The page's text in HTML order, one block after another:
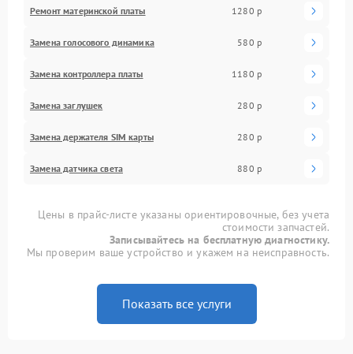
Ремонт материнской платы 1280 р
Замена голосового динамика 580 р
Замена контроллера платы 1180 р
Замена заглушек 280 р
Замена держателя SIM карты 280 р
Замена датчика света 880 р
Цены в прайс-листе указаны ориентировочные, без учета
стоимости запчастей.
Записывайтесь на бесплатную диагностику.
Мы проверим ваше устройство и укажем на неисправность.
Показать все услуги